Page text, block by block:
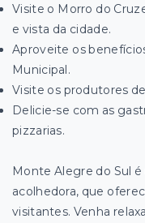
Visite o Morro do
e vista da cidade.
Aproveite os
Municipal.
Visite os produtores
Delicie-se com as
pizzarias.
Monte Alegre do Sul
acolhedora, que
visitantes. Venha